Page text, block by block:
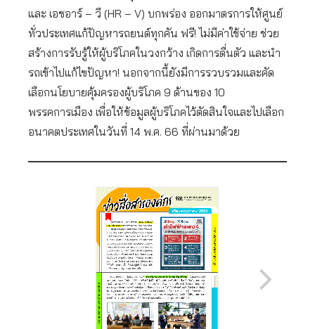
และ เอชอาร์ – วี (HR – V) บกพร่อง ออกมาตรการให้ศูนย์
ทั่วประเทศแก้ปัญหารถยนต์ทุกคัน ฟรี! ไม่มีค่าใช้จ่าย ช่วย
สร้างการรับรู้ให้ผู้บริโภคในวงกว้าง เกิดการตื่นตัว และนำ
รถเข้าไปแก้ไขปัญหา! นอกจากนี้ยังมีการรวบรวมและคัด
เลือกนโยบายคุ้มครองผู้บริโภค 9 ด้านของ 10
พรรคการเมือง เพื่อให้ข้อมูลผู้บริโภคไว้ตัดสินใจและไปเลือก
อนาคตประเทศในวันที่ 14 พ.ค. 66 ที่ผ่านมาด้วย